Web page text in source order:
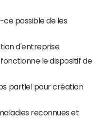
ce possible de les
d'entreprise
le dispositif de
partiel pour création
reconnues et